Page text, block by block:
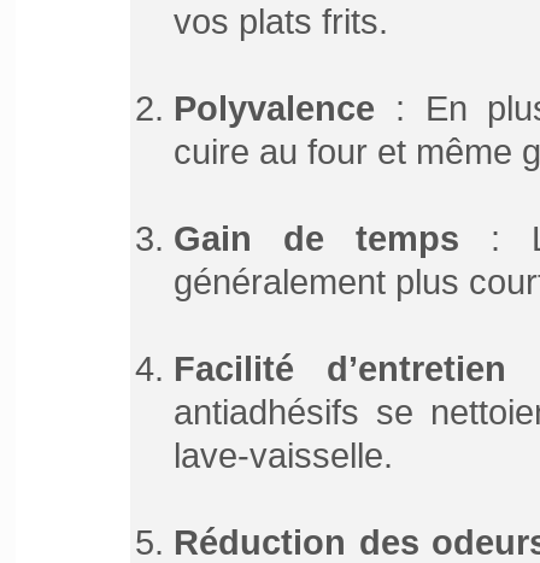
vos plats frits.
Polyvalence : En
cuire au four et même
Gain de temps :
généralement plus
Facilité d’entretien
antiadhésifs se
lave-vaisselle.
Réduction des